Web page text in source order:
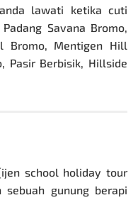
lawati ketika cuti
Savana Bromo,
Bromo, Mentigen Hill
Pasir Berbisik, Hillside
school holiday tour
sebuah gunung berapi